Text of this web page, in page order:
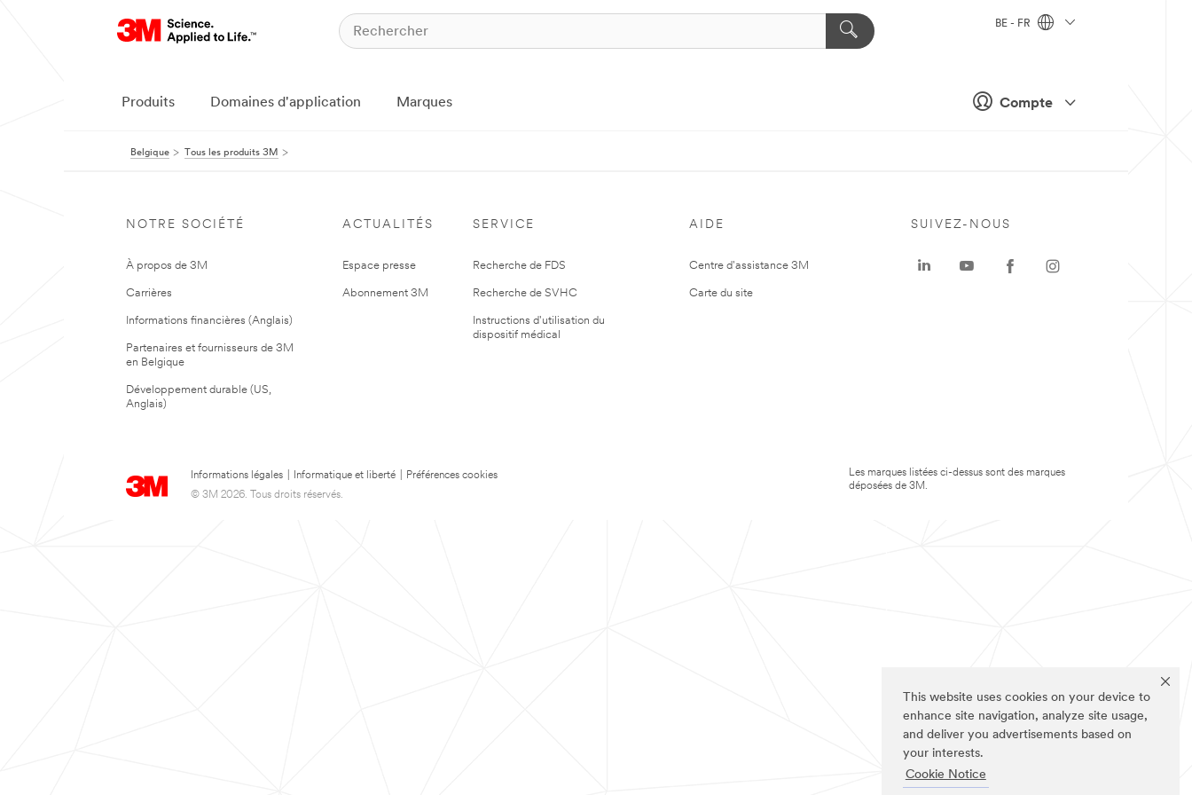
This website uses cookies on your device to
enhance site navigation, analyze site usage,
and deliver you advertisements based on
your interests.
Cookie Notice
Compte
BE - FR
Produits Domaines d'application Marques
Belgique Tous les produits 3M
NOTRE SOCIÉTÉ
À propos de 3M
Carrières
Informations financières (Anglais)
Partenaires et fournisseurs de 3M
en Belgique
Développement durable (US,
Anglais)
ACTUALITÉS
Espace presse
Abonnement 3M
SERVICE
Recherche de FDS
Recherche de SVHC
Instructions d'utilisation du
dispositif médical
AIDE
Centre d'assistance 3M
Carte du site
Informations légales Informatique et liberté
Préférences cookies
© 3M 2026. Tous droits réservés.
SUIVEZ-NOUS
Les marques listées ci-dessus sont des marques
déposées de 3M.